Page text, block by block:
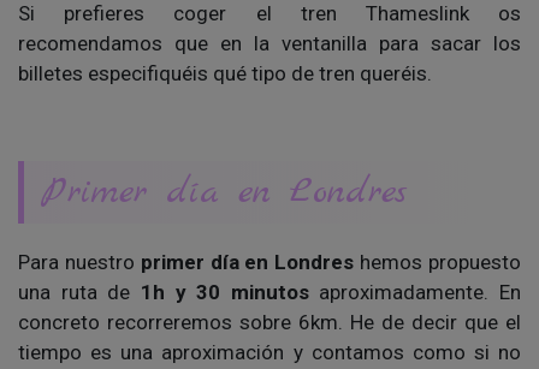
Si prefieres coger el tren Thameslink os
recomendamos que en la ventanilla para sacar los
billetes especifiquéis qué tipo de tren queréis.
Primer día en Londres
Para nuestro primer día en Londres hemos propuesto
una ruta de 1h y 30 minutosaproximadamente. En
concreto recorreremos sobre 6km. He de decir que el
tiempo es una aproximación y contamos como si no